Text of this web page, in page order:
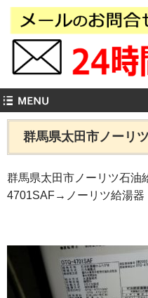
群馬県太田市ノーリ
群馬県太田市ノーリツ石油
4701SAF→ノーリツ給湯器